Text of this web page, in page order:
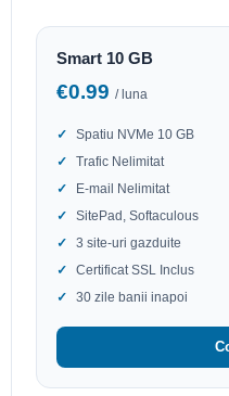
Smart 10 GB
€0.99 / luna
Spatiu NVMe 10 GB
Trafic Nelimitat
E-mail Nelimitat
SitePad, Softaculous
3 site-uri gazduite
Certificat SSL Inclus
30 zile banii inapoi